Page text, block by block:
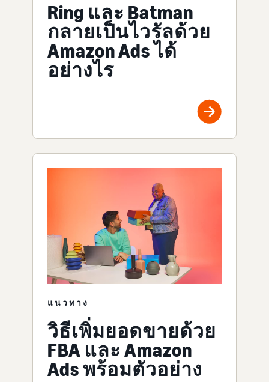
Ring และ Batman
กลายเป็นไวรัลด้วย
Amazon Ads ได้
อย่างไร
แนวทาง
วิธีเพิ่มยอดขายด้วย
FBA และ Amazon
Ads พร้อมตัวอย่าง